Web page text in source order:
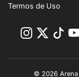
Termos de Uso
© 2026 Arena